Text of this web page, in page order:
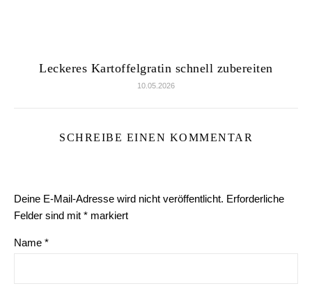
Leckeres Kartoffelgratin schnell zubereiten
10.05.2026
SCHREIBE EINEN KOMMENTAR
Deine E-Mail-Adresse wird nicht veröffentlicht. Erforderliche
Felder sind mit * markiert
Name *